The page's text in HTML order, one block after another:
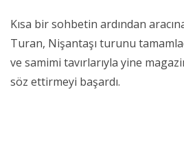
Kısa bir sohbetin ardından
Turan, Nişantaşı turunu
ve samimi tavırlarıyla yine
söz ettirmeyi başardı.